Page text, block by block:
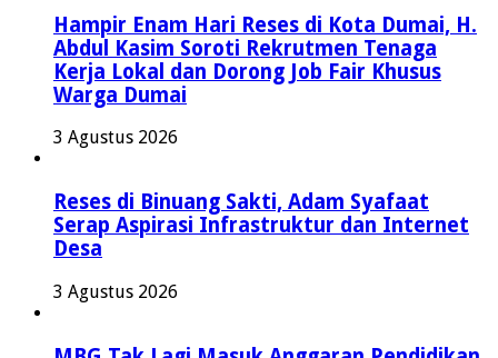
Hampir Enam Hari Reses di Kota Dumai, H.
Abdul Kasim Soroti Rekrutmen Tenaga
Kerja Lokal dan Dorong Job Fair Khusus
Warga Dumai
3 Agustus 2026
Reses di Binuang Sakti, Adam Syafaat
Serap Aspirasi Infrastruktur dan Internet
Desa
3 Agustus 2026